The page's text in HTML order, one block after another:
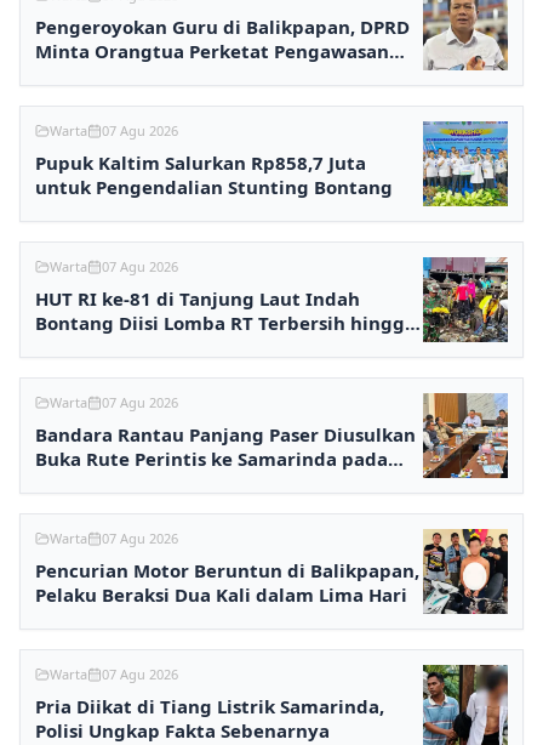
Pengeroyokan Guru di Balikpapan, DPRD
Minta Orangtua Perketat Pengawasan
Warta 07 Agu 2026
Pupuk Kaltim Salurkan Rp858,7 Juta
untuk Pengendalian Stunting Bontang
Warta 07 Agu 2026
HUT RI ke-81 di Tanjung Laut Indah
Bontang Diisi Lomba RT Terbersih hingga
Warta 07 Agu 2026
Bandara Rantau Panjang Paser Diusulkan
Buka Rute Perintis ke Samarinda pada
Warta 07 Agu 2026
Pencurian Motor Beruntun di Balikpapan,
Pelaku Beraksi Dua Kali dalam Lima Hari
Warta 07 Agu 2026
Pria Diikat di Tiang Listrik Samarinda,
Polisi Ungkap Fakta Sebenarnya